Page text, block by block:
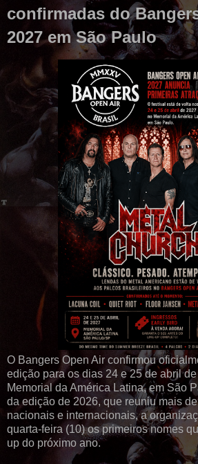
confirmadas do
2027 em São Paulo
O Bangers Open Air confirmou
edição para os dias 24 e 25 de abril
Memorial da América Latina, em São
da edição de 2026, que reuniu mais
nacionais e internacionais, a
quarta-feira (10) os primeiros nomes
up do próximo ano.